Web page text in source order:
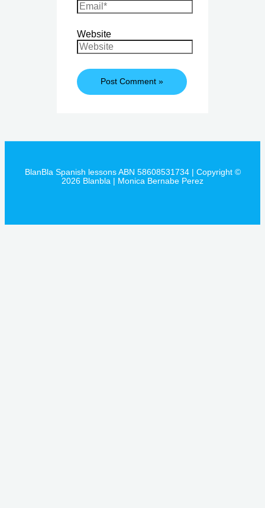
Website
BlanBla Spanish lessons ABN 58608531734 | Copyright ©
2026 Blanbla | Monica Bernabe Perez